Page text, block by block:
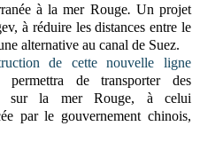
à la mer Rouge. Un projet
à réduire les distances entre le
alternative au canal de Suez.
de cette nouvelle ligne
de transporter des
sur la mer Rouge, à celui
par le gouvernement chinois,